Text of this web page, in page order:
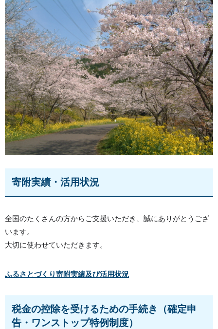
寄附実績・活用状況
全国のたくさんの方からご支援いただき、誠にありがとうござ
います。
大切に使わせていただきます。
ふるさとづくり寄附実績及び活用状況
税金の控除を受けるための手続き（確定申
告・ワンストップ特例制度）